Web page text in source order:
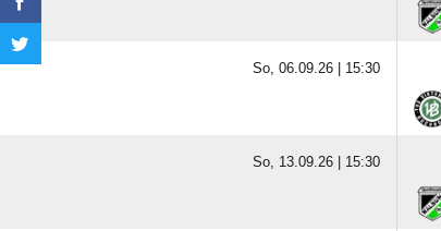
So, 06.09.26 | 15:30
So, 13.09.26 | 15:30